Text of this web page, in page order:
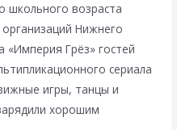
школьного возраста
Нижнего
Грёз» гостей
сериала
игры, танцы и
хорошим